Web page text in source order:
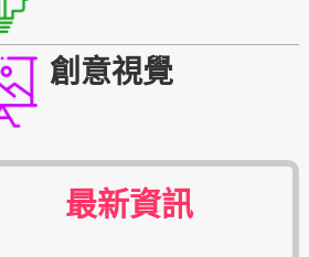
創意視覺
最新資訊